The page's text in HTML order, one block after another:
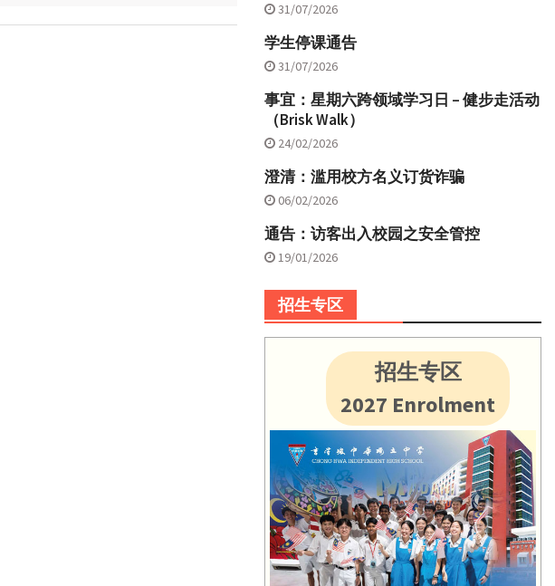
31/07/2026
学生停课通告
31/07/2026
事宜：星期六跨领域学习日 – 健步走活动
（Brisk Walk）
24/02/2026
澄清：滥用校方名义订货诈骗
06/02/2026
通告：访客出入校园之安全管控
19/01/2026
招生专区
招生专区
2027 Enrolment